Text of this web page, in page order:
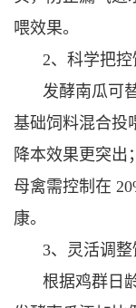
喂效果。
2、科学把控
发酵南瓜可
基础饲料混合投
降本效果更突出
母禽需控制在
康。
3、灵活调
根据鸡群日